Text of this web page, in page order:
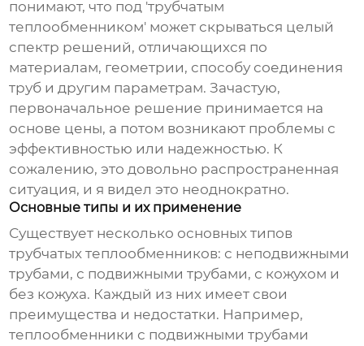
понимают, что под 'трубчатым
теплообменником' может скрываться целый
спектр решений, отличающихся по
материалам, геометрии, способу соединения
труб и другим параметрам. Зачастую,
первоначальное решение принимается на
основе цены, а потом возникают проблемы с
эффективностью или надежностью. К
сожалению, это довольно распространенная
ситуация, и я видел это неоднократно.
Основные типы и их применение
Существует несколько основных типов
трубчатых теплообменников: с неподвижными
трубами, с подвижными трубами, с кожухом и
без кожуха. Каждый из них имеет свои
преимущества и недостатки. Например,
теплообменники с подвижными трубами